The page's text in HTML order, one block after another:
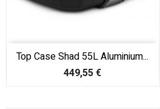
Top Case Shad 55L Aluminium...
Prix
449,55 €